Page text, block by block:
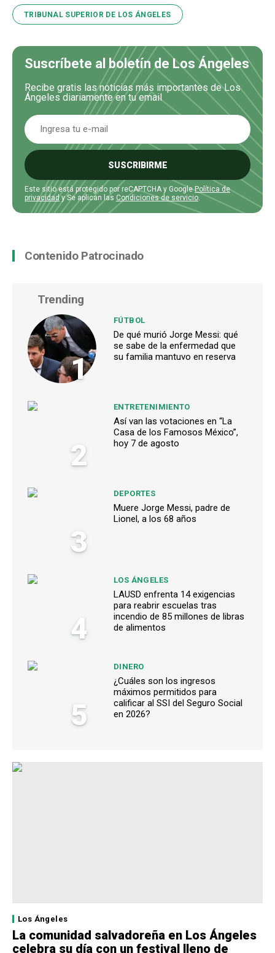
TRIBUNAL SUPERIOR DE LOS ÁNGELES
Suscríbete al boletín de Los Ángeles
Recibe gratis las noticias más importantes de Los
Ángeles diariamente en tu email
SUSCRIBIRME
Este sitio está protegido por reCAPTCHA y GooglePolítica de
privacidady Se aplican las Condiciones de servicio.
Contenido Patrocinado
Trending
1
FÚTBOL
De qué murió Jorge Messi: qué
se sabe de la enfermedad que
su familia mantuvo en reserva
2
ENTRETENIMIENTO
Así van las votaciones en “La
Casa de los Famosos México”,
hoy 7 de agosto
3
DEPORTES
Muere Jorge Messi, padre de
Lionel, a los 68 años
4
LOS ÁNGELES
LAUSD enfrenta 14 exigencias
para reabrir escuelas tras
incendio de 85 millones de libras
de alimentos
5
DINERO
¿Cuáles son los ingresos
máximos permitidos para
calificar al SSI del Seguro Social
en 2026?
Los Ángeles
La comunidad salvadoreña en Los Ángeles
celebra su día con un festival lleno de